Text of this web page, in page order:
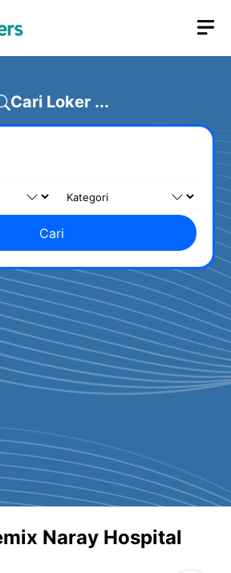
Cari Loker ...
Cari
Naray Hospital